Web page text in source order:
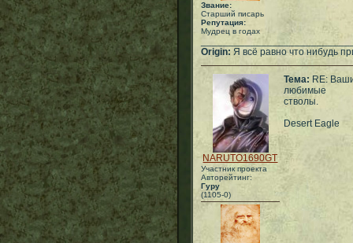
Звание:
Старший писарь
Репутация:
Мудрец в годах
Origin: Я всё равно что нибудь
NARUTO1690GT
Участник проекта
Авторейтинг:
Гуру
(1105-0)
Тема: RE:
любимые
стволы.
Desert Eagle